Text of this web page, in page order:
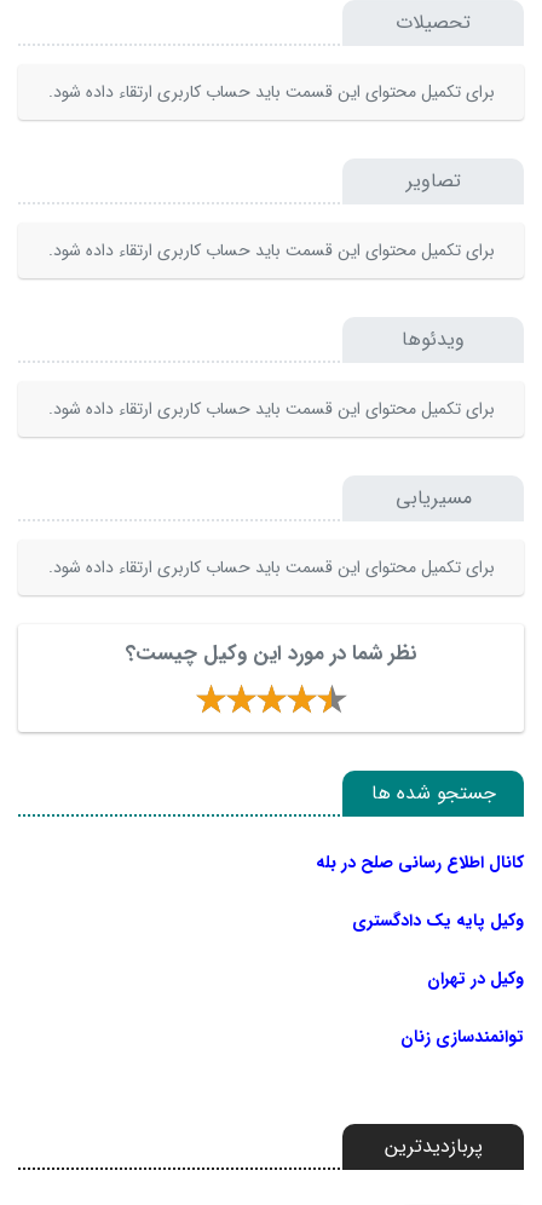
تحصیلات
برای تکمیل محتوای این قسمت باید حساب کاربری ارتقاء داده شود.
تصاویر
برای تکمیل محتوای این قسمت باید حساب کاربری ارتقاء داده شود.
ویدئوها
برای تکمیل محتوای این قسمت باید حساب کاربری ارتقاء داده شود.
مسیریابی
برای تکمیل محتوای این قسمت باید حساب کاربری ارتقاء داده شود.
نظر شما در مورد این وکیل چیست؟
جستجو شده ها
کانال اطلاع رسانی صلح در بله
وکیل پایه یک دادگستری
وکیل در تهران
توانمندسازی زنان
پربازدیدترین